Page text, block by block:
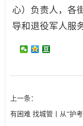
心）负责人，各
导和退役军人服
上一条：
有困难 找城管丨从“护